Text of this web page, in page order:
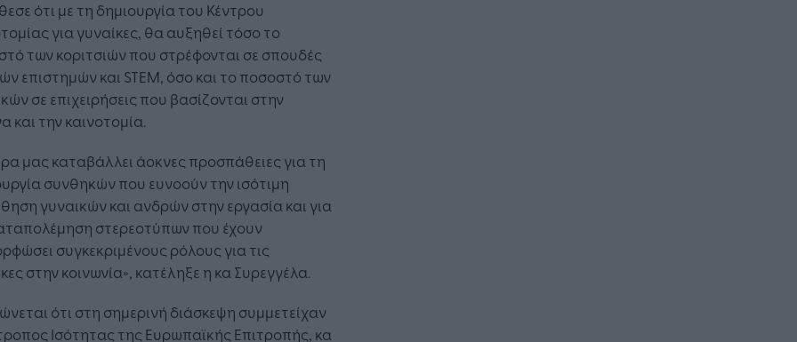
ότι με τη δημιουργία του Κέντρου
για γυναίκες, θα αυξηθεί τόσο το
των κοριτσιών που στρέφονται σε σπουδές
επιστημών και STEM, όσο και το ποσοστό των
σε επιχειρήσεις που βασίζονται στην
και την καινοτομία.
μας καταβάλλει άοκνες προσπάθειες για τη
συνθηκών που ευνοούν την ισότιμη
γυναικών και ανδρών στην εργασία και για
στερεοτύπων που έχουν
συγκεκριμένους ρόλους για τις
στην κοινωνία», κατέληξε η κα Συρεγγέλα.
ότι στη σημερινή διάσκεψη συμμετείχαν
Ισότητας της Ευρωπαϊκής Επιτροπής, κα